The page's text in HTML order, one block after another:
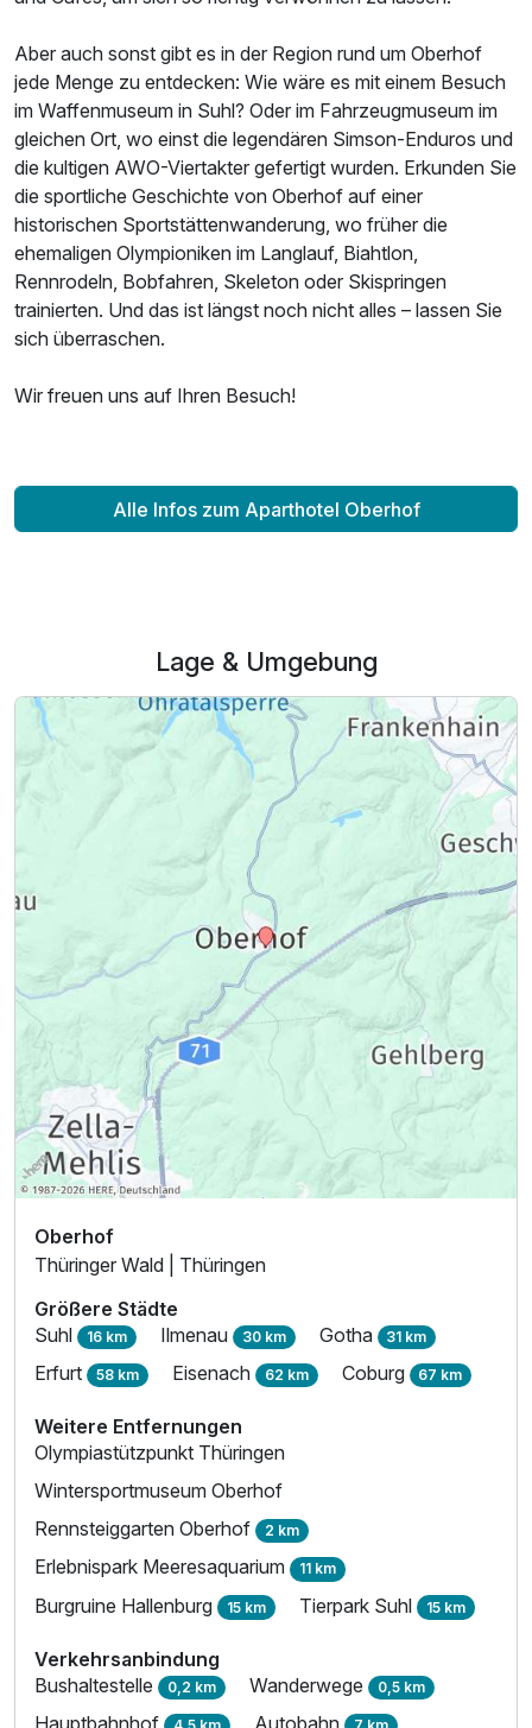
Aber auch sonst gibt es in der Region rund um Oberhof
jede Menge zu entdecken: Wie wäre es mit einem Besuch
im Waffenmuseum in Suhl? Oder im Fahrzeugmuseum im
gleichen Ort, wo einst die legendären Simson-Enduros und
die kultigen AWO-Viertakter gefertigt wurden. Erkunden Sie
die sportliche Geschichte von Oberhof auf einer
historischen Sportstättenwanderung, wo früher die
ehemaligen Olympioniken im Langlauf, Biahtlon,
Rennrodeln, Bobfahren, Skeleton oder Skispringen
trainierten. Und das ist längst noch nicht alles – lassen Sie
sich überraschen.
Wir freuen uns auf Ihren Besuch!
Alle Infos zum Aparthotel Oberhof
Lage & Umgebung
Oberhof
Thüringer Wald | Thüringen
Größere Städte
Suhl 16 km Ilmenau 30 km Gotha 31 km
Erfurt 58 km Eisenach 62 km Coburg 67 km
Weitere Entfernungen
Olympiastützpunkt Thüringen
Wintersportmuseum Oberhof
Rennsteiggarten Oberhof 2 km
Erlebnispark Meeresaquarium 11 km
Burgruine Hallenburg 15 km Tierpark Suhl 15 km
Verkehrsanbindung
Bushaltestelle 0,2 km Wanderwege 0,5 km
Hauptbahnhof Autobahn